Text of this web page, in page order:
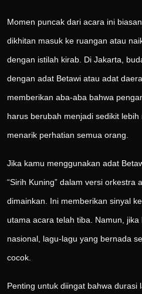
Momen puncak dari acara ini
dikhitan masuk ke ruangan atau
dengan istilah kirab. Di Jakarta,
dengan adat Betawi atau adat
memberikan aba-aba bahwa
harus berubah menjadi sedikit
menarik perhatian semua orang.
Jika kamu menggunakan adat
“Sirih Kuning” dalam versi orkestra
dimainkan. Ini memberikan sinyal
utama acara telah tiba. Namun,
nasional, lagu-lagu yang bernada
cocok.
Penting untuk diingat bahwa durasi